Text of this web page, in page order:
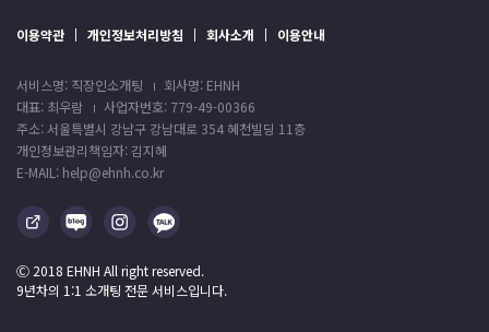
이용약관 개인정보처리방침 회사소개 이용안내
서비스명: 직장인소개팅
회사명: EHNH
대표: 최우람
사업자번호: 779-49-00366
주소: 서울특별시 강남구 강남대로 354 혜천빌딩 11층
개인정보관리책임자: 김지혜
E-MAIL: help@ehnh.co.kr
Ⓒ 2018 EHNH All right reserved.
9년차의 1:1 소개팅 전문 서비스입니다.